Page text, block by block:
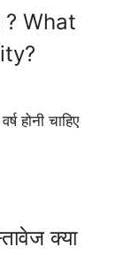
? What
चाहिए
क्या